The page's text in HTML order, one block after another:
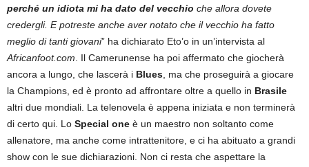
perché un idiota mi ha dato del vecchio che allora dovete
credergli. E potreste anche aver notato che il vecchio ha fatto
meglio di tanti giovani” ha dichiarato Eto’o in un’intervista al
Africanfoot.com. Il Camerunense ha poi affermato che giocherà
ancora a lungo, che lascerà i Blues, ma che proseguirà a giocare
la Champions, ed è pronto ad affrontare oltre a quello in Brasile
altri due mondiali. La telenovela è appena iniziata e non terminerà
di certo qui. Lo Special one è un maestro non soltanto come
allenatore, ma anche come intrattenitore, e ci ha abituato a grandi
show con le sue dichiarazioni. Non ci resta che aspettare la